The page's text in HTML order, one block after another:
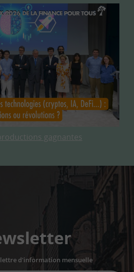
gagnantes
lettre d'information mensuelle